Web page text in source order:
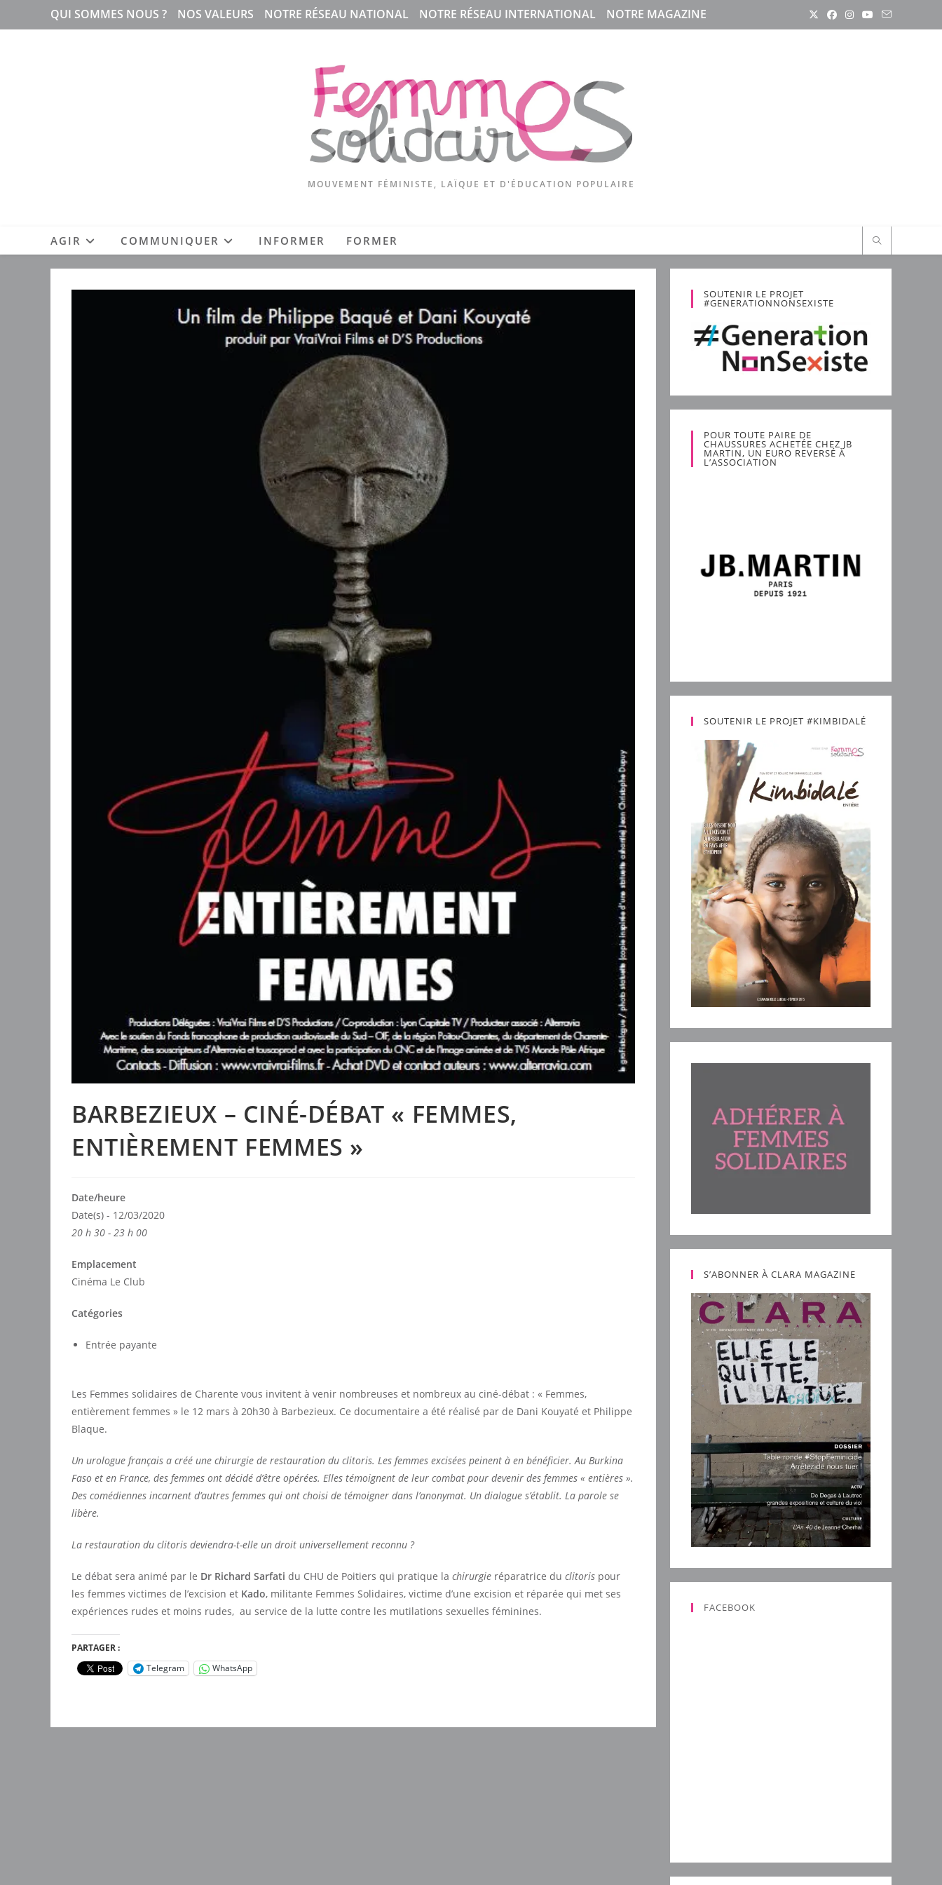
QUI SOMMES NOUS ? NOS VALEURS NOTRE RÉSEAU NATIONAL NOTRE RÉSEAU INTERNATIONAL NOTRE MAGAZINE
MOUVEMENT FÉMINISTE, LAÏQUE ET D'ÉDUCATION POPULAIRE
AGIR COMMUNIQUER INFORMER FORMER
BARBEZIEUX – CINÉ-DÉBAT « FEMMES,
ENTIÈREMENT FEMMES »
Date/heure
Date(s) - 12/03/2020
20 h 30 - 23 h 00
Emplacement
Cinéma Le Club
Catégories
Entrée payante
Les Femmes solidaires de Charente vous invitent à venir nombreuses et nombreux au ciné-débat : « Femmes,
entièrement femmes » le 12 mars à 20h30 à Barbezieux. Ce documentaire a été réalisé par de Dani Kouyaté et Philippe
Blaque.
Un urologue français a créé une chirurgie de restauration du clitoris. Les femmes excisées peinent à en bénéficier. Au Burkina
Faso et en France, des femmes ont décidé d’être opérées. Elles témoignent de leur combat pour devenir des femmes « entières ».
Des comédiennes incarnent d’autres femmes qui ont choisi de témoigner dans l’anonymat. Un dialogue s’établit. La parole se
libère.
La restauration du clitoris deviendra-t-elle un droit universellement reconnu ?
Le débat sera animé par le Dr Richard Sarfati du CHU de Poitiers qui pratique la chirurgie réparatrice du clitoris pour
les femmes victimes de l’excision et Kado, militante Femmes Solidaires, victime d’une excision et réparée qui met ses
expériences rudes et moins rudes, au service de la lutte contre les mutilations sexuelles féminines.
PARTAGER :
Telegram
WhatsApp
SOUTENIR LE PROJET
#GENERATIONNONSEXISTE
POUR TOUTE PAIRE DE
CHAUSSURES ACHETÉE CHEZ JB
MARTIN, UN EURO REVERSÉ À
L’ASSOCIATION
SOUTENIR LE PROJET #KIMBIDALÉ
S’ABONNER À CLARA MAGAZINE
FACEBOOK